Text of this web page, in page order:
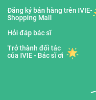
Đăng ký bán hàng trên IVIE-
Shopping Mall
Hỏi đáp bác sĩ
Trở thành đối tác
của IVIE - Bác sĩ ơi